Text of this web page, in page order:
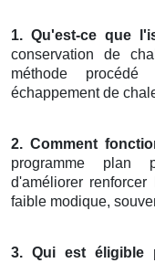
1. Qu'est-ce que
conservation de
méthode
échappement de
2. Comment
programme plan
d'améliorer
faible modique,
3. Qui est éligible